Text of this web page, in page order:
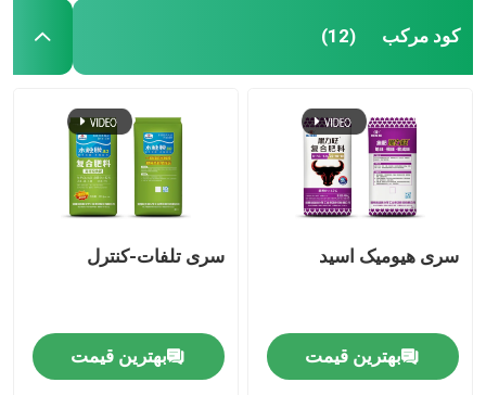
کود مرکب (12)
سری هیومیک اسید
بهترین قیمت
سری تلفات-کنترل
بهترین قیمت